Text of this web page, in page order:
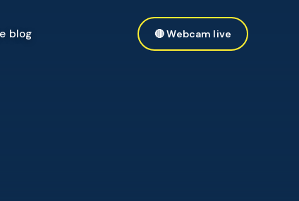
blog 🔴 Webcam live